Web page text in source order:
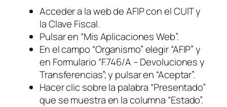
Acceder a la web de AFIP con el CUIT y
la Clave Fiscal.
Pulsar en “Mis Aplicaciones Web”.
En el campo “Organismo” elegir “AFIP” y
en Formulario “F.746/A – Devoluciones y
Transferencias”; y pulsar en “Aceptar”.
Hacer clic sobre la palabra “Presentado”
que se muestra en la columna “Estado”.